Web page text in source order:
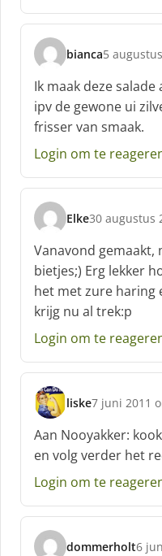
:
bianca
s
c
h
r
e
e
:
5
Ik maak deze
ipv de gewone ui
frisser van smaak.
Login om te
Elke
s
c
h
r
e
e
:
30 augustus
Vanavond gemaakt,
bietjes;) Erg lekker
het met zure
krijg nu al trek:p
Login om te
liske
s
c
h
r
e
f
7 juni 2011
Aan Nooyakker:
en volg verder het
Login om te
dommerholt6